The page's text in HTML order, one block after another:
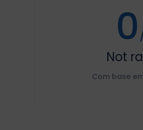
0
Not
Com base